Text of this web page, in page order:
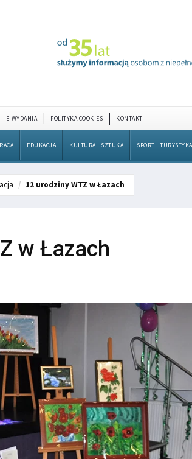
E-WYDANIA POLITYKA COOKIES KONTAKT
EDUKACJA KULTURA I SZTUKA SPORT I TURYSTYKA
12 urodziny WTZ w Łazach
w Łazach